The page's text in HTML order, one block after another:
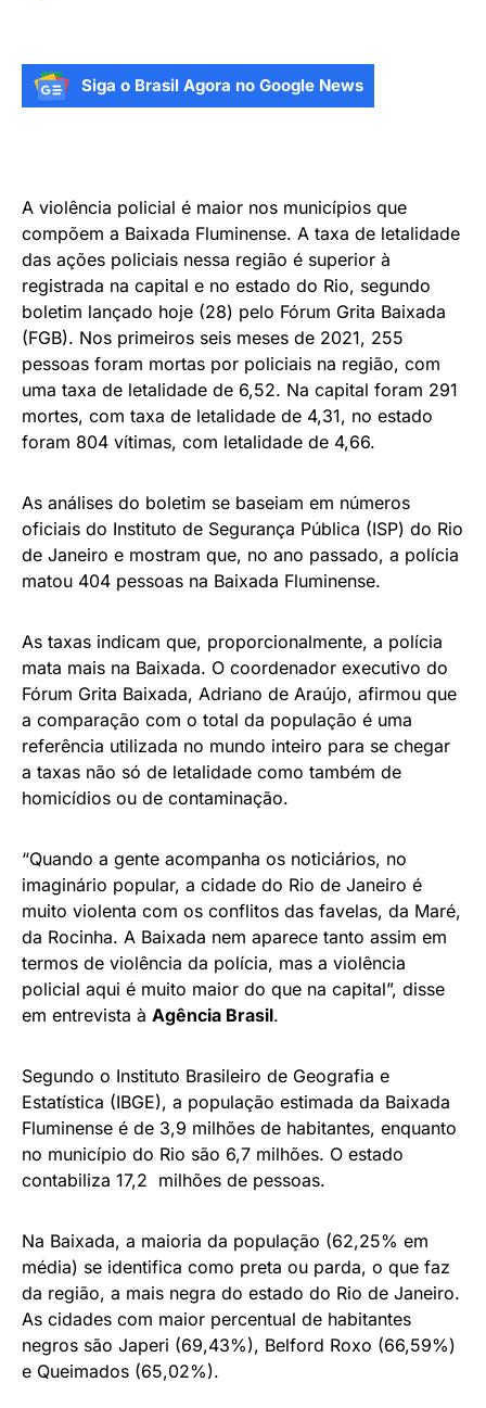
Siga o Brasil Agora no Google News
A violência policial é maior nos municípios que
compõem a Baixada Fluminense. A taxa de letalidade
das ações policiais nessa região é superior à
registrada na capital e no estado do Rio, segundo
boletim lançado hoje (28) pelo Fórum Grita Baixada
(FGB). Nos primeiros seis meses de 2021, 255
pessoas foram mortas por policiais na região, com
uma taxa de letalidade de 6,52. Na capital foram 291
mortes, com taxa de letalidade de 4,31, no estado
foram 804 vítimas, com letalidade de 4,66.
As análises do boletim se baseiam em números
oficiais do Instituto de Segurança Pública (ISP) do Rio
de Janeiro e mostram que, no ano passado, a polícia
matou 404 pessoas na Baixada Fluminense.
As taxas indicam que, proporcionalmente, a polícia
mata mais na Baixada. O coordenador executivo do
Fórum Grita Baixada, Adriano de Araújo, afirmou que
a comparação com o total da população é uma
referência utilizada no mundo inteiro para se chegar
a taxas não só de letalidade como também de
homicídios ou de contaminação.
“Quando a gente acompanha os noticiários, no
imaginário popular, a cidade do Rio de Janeiro é
muito violenta com os conflitos das favelas, da Maré,
da Rocinha. A Baixada nem aparece tanto assim em
termos de violência da polícia, mas a violência
policial aqui é muito maior do que na capital”, disse
em entrevista à Agência Brasil.
Segundo o Instituto Brasileiro de Geografia e
Estatística (IBGE), a população estimada da Baixada
Fluminense é de 3,9 milhões de habitantes, enquanto
no município do Rio são 6,7 milhões. O estado
contabiliza 17,2 milhões de pessoas.
Na Baixada, a maioria da população (62,25% em
média) se identifica como preta ou parda, o que faz
da região, a mais negra do estado do Rio de Janeiro.
As cidades com maior percentual de habitantes
negros são Japeri (69,43%), Belford Roxo (66,59%)
e Queimados (65,02%).